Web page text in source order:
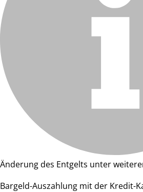
Änderung des Entgelts unter
Bargeld-Auszahlung mit der Kredit-